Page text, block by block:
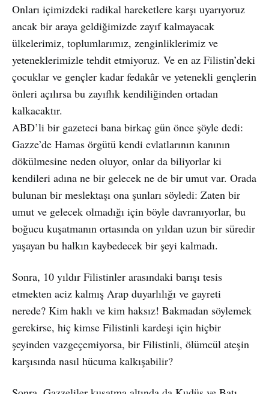
Onları içimizdeki radikal hareketlere karşı uyarıyoruz
ancak bir araya geldiğimizde zayıf kalmayacak
ülkelerimiz, toplumlarımız, zenginliklerimiz ve
yeteneklerimizle tehdit etmiyoruz. Ve en az Filistin’deki
çocuklar ve gençler kadar fedakâr ve yetenekli gençlerin
önleri açılırsa bu zayıflık kendiliğinden ortadan
kalkacaktır.
ABD’li bir gazeteci bana birkaç gün önce şöyle dedi:
Gazze’de Hamas örgütü kendi evlatlarının kanının
dökülmesine neden oluyor, onlar da biliyorlar ki
kendileri adına ne bir gelecek ne de bir umut var. Orada
bulunan bir meslektaşı ona şunları söyledi: Zaten bir
umut ve gelecek olmadığı için böyle davranıyorlar, bu
boğucu kuşatmanın ortasında on yıldan uzun bir süredir
yaşayan bu halkın kaybedecek bir şeyi kalmadı.
Sonra, 10 yıldır Filistinler arasındaki barışı tesis
etmekten aciz kalmış Arap duyarlılığı ve gayreti
nerede? Kim haklı ve kim haksız! Bakmadan söylemek
gerekirse, hiç kimse Filistinli kardeşi için hiçbir
şeyinden vazgeçemiyorsa, bir Filistinli, ölümcül ateşin
karşısında nasıl hücuma kalkışabilir?